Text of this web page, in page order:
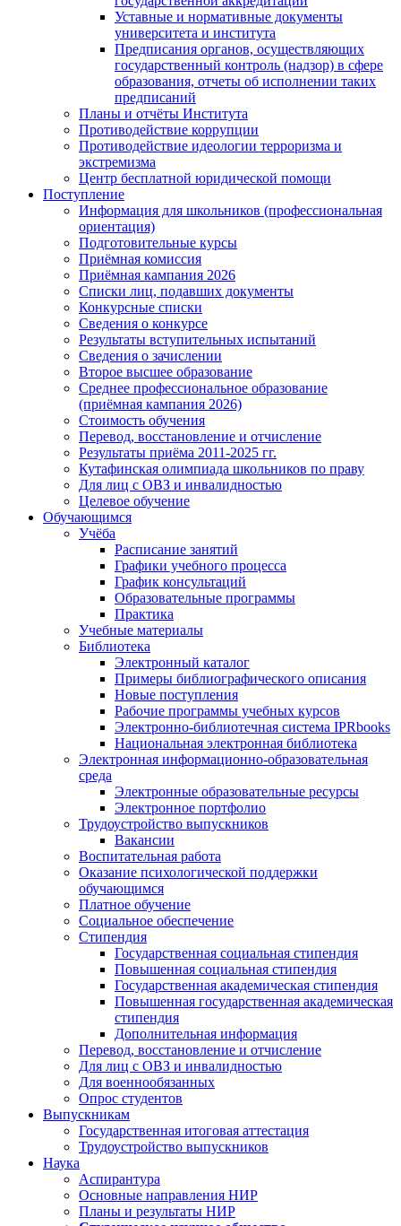
Уставные и нормативные документы
университета и института
Предписания органов, осуществляющих
государственный контроль (надзор) в сфере
образования, отчеты об исполнении таких
предписаний
Планы и отчёты Института
Противодействие коррупции
Противодействие идеологии терроризма и
экстремизма
Центр бесплатной юридической помощи
Поступление
Информация для школьников (профессиональная
ориентация)
Подготовительные курсы
Приёмная комиссия
Приёмная кампания 2026
Списки лиц, подавших документы
Конкурсные списки
Сведения о конкурсе
Результаты вступительных испытаний
Сведения о зачислении
Второе высшее образование
Среднее профессиональное образование
(приёмная кампания 2026)
Стоимость обучения
Перевод, восстановление и отчисление
Результаты приёма 2011-2025 гг.
Кутафинская олимпиада школьников по праву
Для лиц с ОВЗ и инвалидностью
Целевое обучение
Обучающимся
Учёба
Расписание занятий
Графики учебного процесса
График консультаций
Образовательные программы
Практика
Учебные материалы
Библиотека
Электронный каталог
Примеры библиографического описания
Новые поступления
Рабочие программы учебных курсов
Электронно-библиотечная система IPRbooks
Национальная электронная библиотека
Электронная информационно-образовательная
среда
Электронные образовательные ресурсы
Электронное портфолио
Трудоустройство выпускников
Вакансии
Воспитательная работа
Оказание психологической поддержки
обучающимся
Платное обучение
Социальное обеспечение
Стипендия
Государственная социальная стипендия
Повышенная социальная стипендия
Государственная академическая стипендия
Повышенная государственная академическая
стипендия
Дополнительная информация
Перевод, восстановление и отчисление
Для лиц с ОВЗ и инвалидностью
Для военнообязанных
Опрос студентов
Выпускникам
Государственная итоговая аттестация
Трудоустройство выпускников
Наука
Аспирантура
Основные направления НИР
Планы и результаты НИР